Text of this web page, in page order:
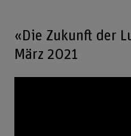
«Die Zukunft der
März 2021